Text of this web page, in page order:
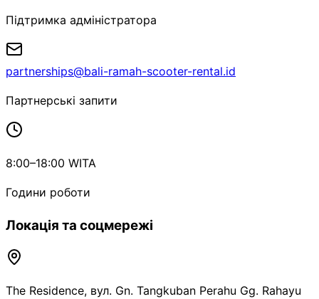
Підтримка адміністратора
partnerships@bali-ramah-scooter-rental.id
Партнерські запити
8:00–18:00 WITA
Години роботи
Локація та соцмережі
The Residence, вул. Gn. Tangkuban Perahu Gg. Rahayu